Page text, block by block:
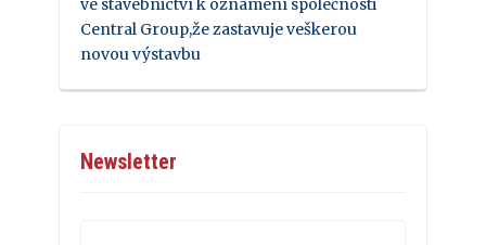
Central Group,že zastavuje veškerou
novou výstavbu
Newsletter